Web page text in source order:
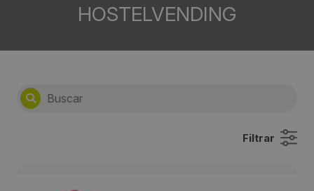
HOSTELVENDING
Filtrar